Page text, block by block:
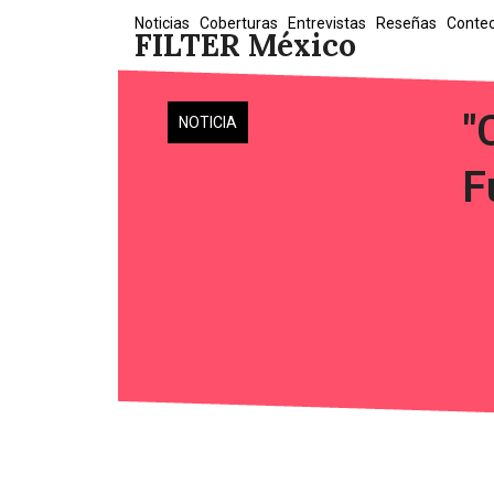
FILTER México
Noticias Coberturas Entrevistas Reseñas
NOTICIA